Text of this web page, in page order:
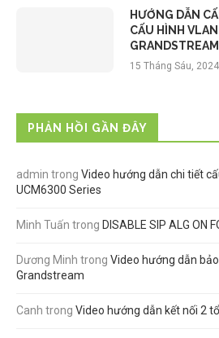
HƯỚNG DẪN
CẤU HÌNH
15 Tháng Sáu, 2024
PHẢN HỒI GẦN ĐÂY
admin trong Video hướng dẫn chi tiết
UCM6300 Series
Minh Tuấn trong DISABLE SIP ALG ON
Dương Minh trong Video hướng dẫn
Grandstream
Canh trong Video hướng dẫn kết nối 2